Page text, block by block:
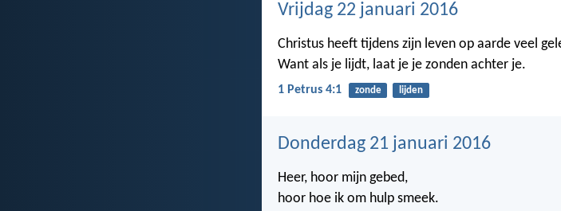
Vrijdag 22 januari 2016
Christus heeft tijdens zijn leven op aarde veel
Want als je lijdt, laat je je zonden achter je.
1 Petrus 4:1 zonde lijden
Donderdag 21 januari 2016
Heer, hoor mijn gebed,
hoor hoe ik om hulp smeek.